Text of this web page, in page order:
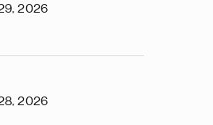
2026
2026